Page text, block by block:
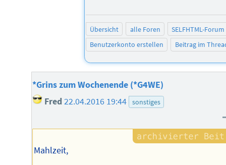
Übersicht alle Foren
SELFHTML-Forum
Benutzerkonto erstellen
Beitrag im
*Grins zum Wochenende (*G4WE)
Fred 22.04.2016 19:44 sonstiges
Mahlzeit,